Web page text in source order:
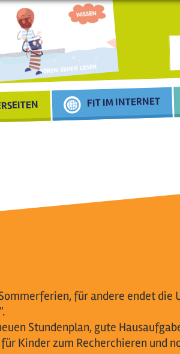
FIT IM INTERNET
für andere endet die
Stundenplan, gute
Kinder zum Recherchieren und